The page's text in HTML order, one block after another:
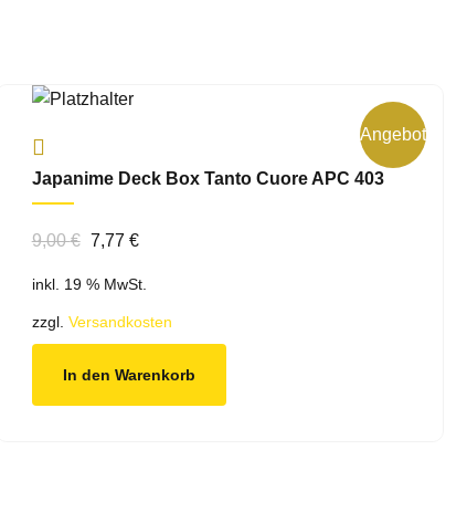
Angebot!
Japanime Deck Box Tanto Cuore APC 403
9,00€ Ursprünglicher
war:
9,00 €
7,77 €Aktueller
ist:
7,77 €.
inkl. 19 % MwSt.
zzgl. Versandkosten
In den Warenkorb